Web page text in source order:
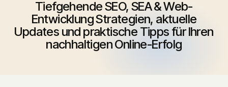
Tiefgehende SEO, SEA & Web-
Entwicklung Strategien, aktuelle
Updates und praktische Tipps für Ihren
nachhaltigen Online-Erfolg